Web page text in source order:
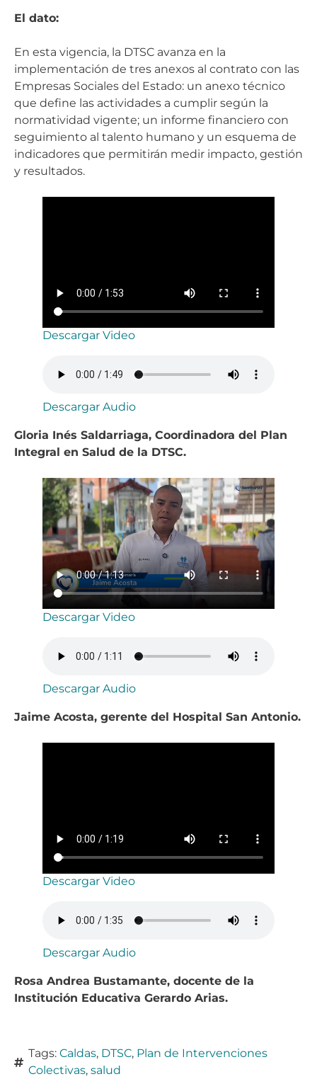
El dato:
En esta vigencia, la DTSC avanza en la
implementación de tres anexos al contrato con las
Empresas Sociales del Estado: un anexo técnico
que define las actividades a cumplir según la
normatividad vigente; un informe financiero con
seguimiento al talento humano y un esquema de
indicadores que permitirán medir impacto, gestión
y resultados.
Descargar Video
Descargar Audio
Gloria Inés Saldarriaga, Coordinadora del Plan
Integral en Salud de la DTSC.
Descargar Video
Descargar Audio
Jaime Acosta, gerente del Hospital San Antonio.
Descargar Video
Descargar Audio
Rosa Andrea Bustamante, docente de la
Institución Educativa Gerardo Arias.
Tags: Caldas, DTSC, Plan de Intervenciones
Colectivas, salud